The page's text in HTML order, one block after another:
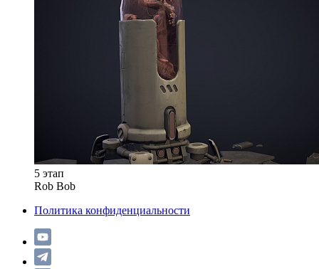
5 этап
Rob Bob
Политика конфиденциальности